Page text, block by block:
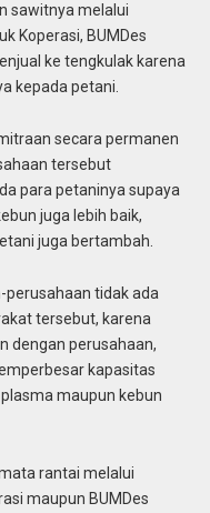
sawitnya melalui
Koperasi, BUMDes
ke tengkulak karena
kepada petani.
secara permanen
tersebut
para petaninya supaya
juga lebih baik,
juga bertambah.
perusahaan tidak ada
tersebut, karena
dengan perusahaan,
kapasitas
maupun kebun
rantai melalui
maupun BUMDes